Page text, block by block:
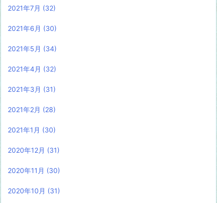
2021年7月 (32)
2021年6月 (30)
2021年5月 (34)
2021年4月 (32)
2021年3月 (31)
2021年2月 (28)
2021年1月 (30)
2020年12月 (31)
2020年11月 (30)
2020年10月 (31)